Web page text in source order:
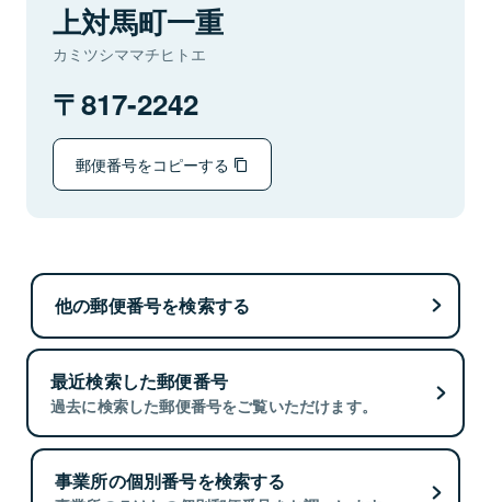
上対馬町一重
カミツシママチヒトエ
817-2242
郵便番号をコピーする
他の郵便番号を検索する
最近検索した郵便番号
過去に検索した郵便番号をご覧いただけます。
事業所の個別番号を検索する